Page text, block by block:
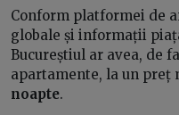
Conform platformei de
globale și informații
Bucureștiul ar avea, de
apartamente, la un preț
noapte.